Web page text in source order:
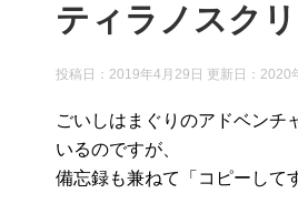
ティラノスク
投稿日：2019年4月29日 更新日： 2020
ごいしはまぐりのアドベンチ
いるのですが、
備忘録も兼ねて「コピーして